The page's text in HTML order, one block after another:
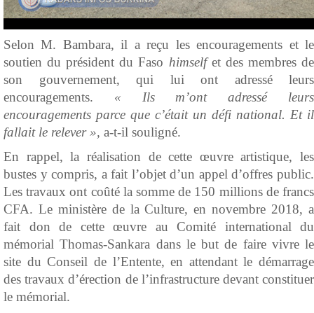
Selon M. Bambara, il a reçu les encouragements et le
soutien du président du Faso himselfet des membres de
son gouvernement, qui lui ont adressé leurs
encouragements. « Ils m’ont adressé leurs
encouragements parce que c’était un défi national. Et il
fallait le relever », a-t-il souligné.
En rappel, la réalisation de cette œuvre artistique, les
bustes y compris, a fait l’objet d’un appel d’offres public.
Les travaux ont coûté la somme de 150 millions de francs
CFA. Le ministère de la Culture, en novembre 2018, a
fait don de cette œuvre au Comité international du
mémorial Thomas-Sankara dans le but de faire vivre le
site du Conseil de l’Entente, en attendant le démarrage
des travaux d’érection de l’infrastructure devant constituer
le mémorial.